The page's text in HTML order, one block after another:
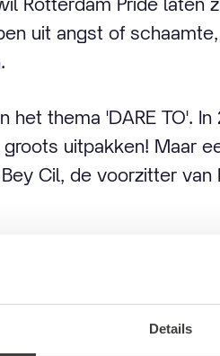
Details
uit angst of
het thema 'DARE TO'.
uitpakken! Maar
Cil, de voorzitter van
Roze